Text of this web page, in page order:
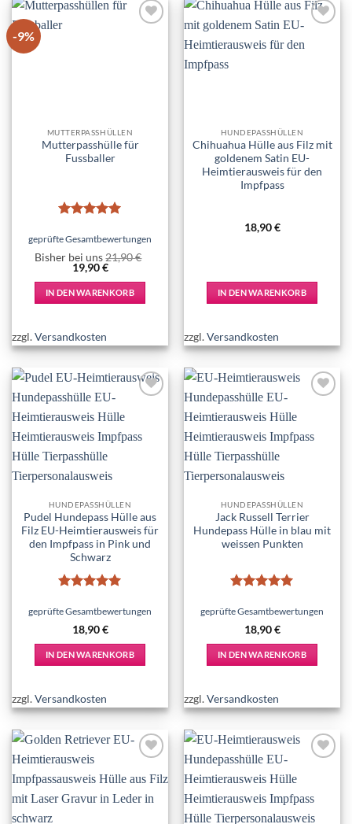
-9%
MUTTERPASSHÜLLEN
Mutterpasshülle für
Fussballer
mit5von
geprüfte Gesamtbewertungen
Bisher bei uns 21,90€
Ursprünglicher
Preis
war:
21,90 €
19,90€Aktueller
ist:
19,90 €.
IN DEN WARENKORB
zzgl.Versandkosten
wishlist
HUNDEPASSHÜLLEN
Chihuahua Hülle aus Filz mit
goldenem Satin EU-
Heimtierausweis für den
Impfpass
18,90€
IN DEN WARENKORB
zzgl.Versandkosten
HUNDEPASSHÜLLEN
Pudel Hundepass Hülle aus
Filz EU-Heimtierausweis für
den Impfpass in Pink und
Schwarz
mit5von
geprüfte Gesamtbewertungen
18,90€
IN DEN WARENKORB
zzgl.Versandkosten
HUNDEPASSHÜLLEN
Jack Russell Terrier
Hundepass Hülle in blau mit
weissen Punkten
mit5von
geprüfte Gesamtbewertungen
18,90€
IN DEN WARENKORB
zzgl.Versandkosten
wishlist